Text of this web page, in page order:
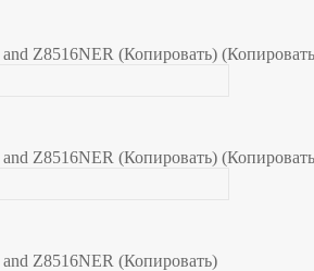
Z8516NER (Копировать)
Z8516NER (Копировать)
Z8516NER (Копировать)